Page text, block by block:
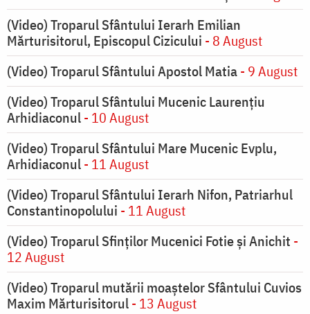
(Video) Troparul Sfântului Ierarh Emilian
Mărturisitorul, Episcopul Cizicului - 8 August
(Video) Troparul Sfântului Apostol Matia- 9 August
(Video) Troparul Sfântului Mucenic Laurențiu
Arhidiaconul- 10 August
(Video) Troparul Sfântului Mare Mucenic Evplu,
Arhidiaconul- 11 August
(Video) Troparul Sfântului Ierarh Nifon, Patriarhul
Constantinopolului - 11 August
(Video) Troparul Sfinților Mucenici Fotie și Anichit -
12 August
(Video) Troparul mutării moaștelor Sfântului Cuvios
Maxim Mărturisitorul- 13 August